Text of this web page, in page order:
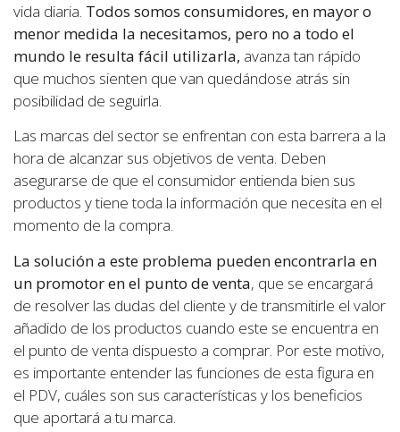
vida diaria. Todos somos consumidores, en mayor o
menor medida la necesitamos, pero no a todo el
mundo le resulta fácil utilizarla, avanza tan rápido
que muchos sienten que van quedándose atrás sin
posibilidad de seguirla.
Las marcas del sector se enfrentan con esta barrera a la
hora de alcanzar sus objetivos de venta. Deben
asegurarse de que el consumidor entienda bien sus
productos y tiene toda la información que necesita en el
momento de la compra.
La solución a este problema pueden encontrarla en
un promotor en el punto de venta, que se encargará
de resolver las dudas del cliente y de transmitirle el valor
añadido de los productos cuando este se encuentra en
el punto de venta dispuesto a comprar. Por este motivo,
es importante entender las funciones de esta figura en
el PDV, cuáles son sus características y los beneficios
que aportará a tu marca.